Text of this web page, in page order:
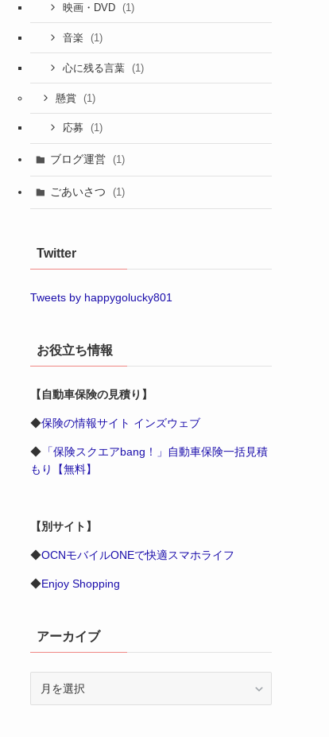
映画・DVD (1)
音楽 (1)
心に残る言葉 (1)
懸賞 (1)
応募 (1)
ブログ運営 (1)
ごあいさつ (1)
Twitter
Tweets by happygolucky801
お役立ち情報
【自動車保険の見積り】
◆保険の情報サイト インズウェブ
◆ 「保険スクエアbang！」自動車保険一括見積
もり【無料】
【別サイト】
◆OCNモバイルONEで快適スマホライフ
◆Enjoy Shopping
アーカイブ